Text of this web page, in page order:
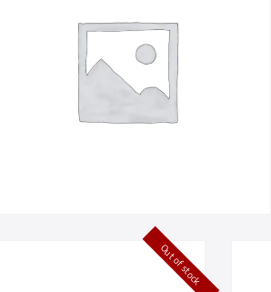
DOMÍNICO
CONTACTO
Out of stock